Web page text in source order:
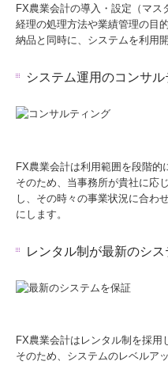
FX農業会計の導入・設定（マ
経理の処理方法や業績管理の目
納品と同時に、システムを利用
システム運用のコンサ
FX農業会計は利用範囲を段階的
そのため、当事務所が貴社に応
し、その時々の事業状況に合わ
にします。
レンタル制が最新のシ
FX農業会計はレンタル制を採用
そのため、システムのレベルア